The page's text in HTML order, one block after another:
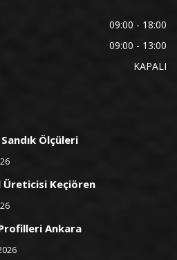
09:00 - 18:00
09:00 - 13:00
KAPALI
Ölçüleri
Üreticisi Keçiören
Ankara